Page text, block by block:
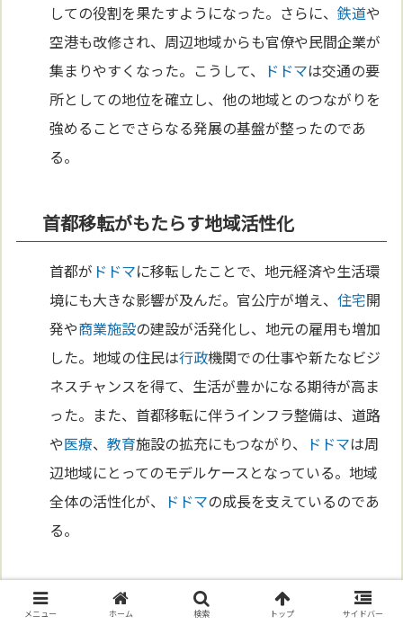
しての役割を果たすようになった。さらに、鉄道や
空港も改修され、周辺地域からも官僚や民間企業が
集まりやすくなった。こうして、
ドドマは交通の要
所としての地位を確立し、他の地域とのつながりを
強めることでさらなる発展の基盤が整ったのであ
る。
首都移転がもたらす地域活性化
首都が ドドマに移転したことで、地元経済や生活環
境にも大きな影響が及んだ。官公庁が増え、住宅開
発や商業施設の建設が活発化し、地元の雇用も増加
した。地域の住民は行政機関での仕事や新たなビジ
ネスチャンスを得て、生活が豊かになる期待が高ま
った。また、首都移転に伴うインフラ整備は、道路
や医療、教育施設の拡充にもつながり、 ドドマは周
辺地域にとってのモデルケースとなっている。地域
全体の活性化が、
ドドマの成長を支えているのであ
る。
政治と市民の新しいつながり
メニュー ホーム 検索 トップ サイドバー